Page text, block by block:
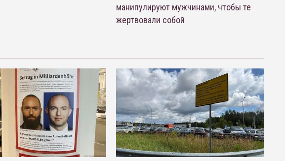
манипулируют мужчинами, чтобы те
жертвовали собой